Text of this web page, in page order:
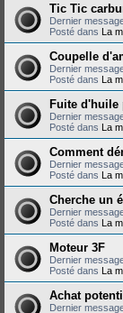
Tic Tic
Dernier
Posté dans La
Coupelle
Dernier
Posté dans La
Fuite d'huile
Dernier
Posté dans La
Comment
Dernier
Posté dans La
Cherche un
Dernier
Posté dans La
Moteur 3F
Dernier
Posté dans La
Achat
Dernier